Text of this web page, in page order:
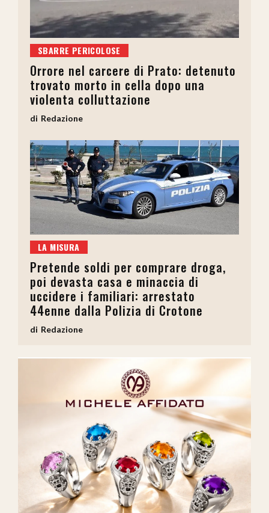
SBARRE PERICOLOSE
Orrore nel carcere di Prato: detenuto
trovato morto in cella dopo una
violenta colluttazione
Redazione
LA MISURA
Pretende soldi per comprare droga,
poi devasta casa e minaccia di
uccidere i familiari: arrestato
44enne dalla Polizia di Crotone
Redazione